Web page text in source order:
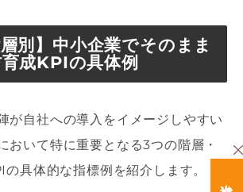
層別】中小企業でそのまま
成KPIの具体例
が自社への導入をイメージしやすい
おいて特に重要となる3つの階層・
具体的な指標例を紹介します。